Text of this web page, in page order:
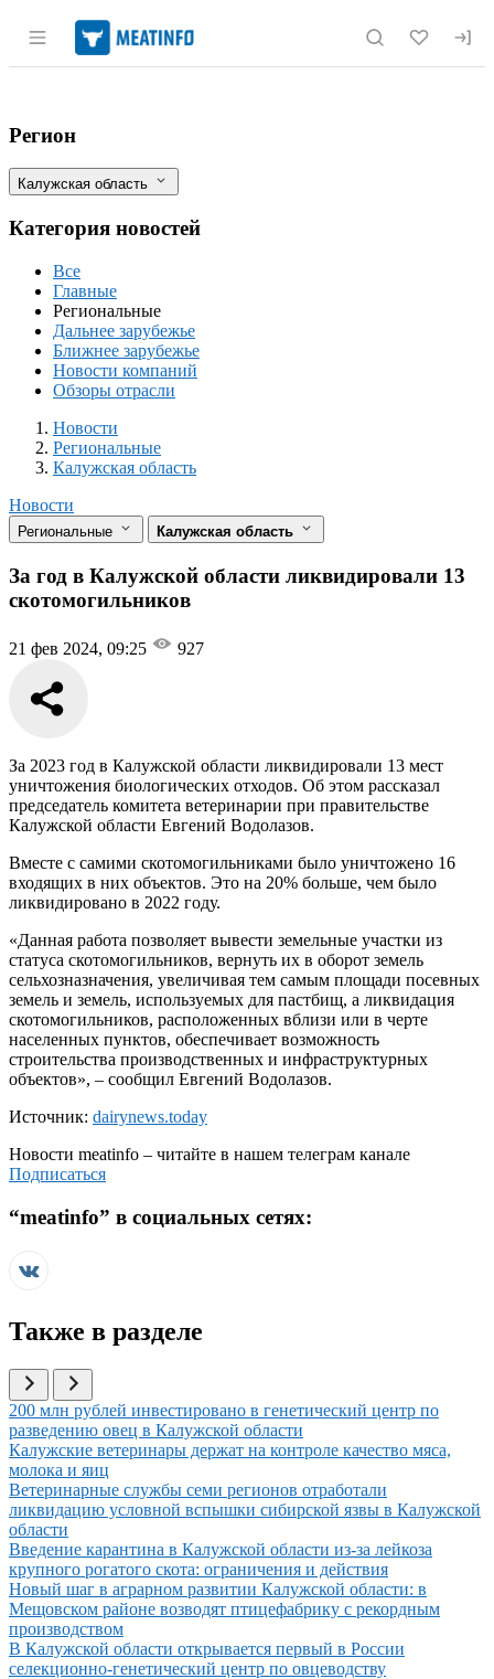
Раздел навигации по сайту
За год в Калужской области
Фильтры
Регион
Калужская область
Категория новостей
Все
Главные
Региональные
Дальнее зарубежье
Ближнее зарубежье
Новости компаний
Обзоры отрасли
Новости
Разделы
Новости
Региональные
Калужская область
Новости
Региональные Калужская область
За год в Калужской области ликвидировали 13
скотомогильников
21 фев 2024, 09:25 927
За 2023 год в Калужской области ликвидировали 13 мест
уничтожения биологических отходов. Об этом рассказал
председатель комитета ветеринарии при правительстве
Калужской области Евгений Водолазов.
Вместе с самими скотомогильниками было уничтожено 16
входящих в них объектов. Это на 20% больше, чем было
ликвидировано в 2022 году.
«Данная работа позволяет вывести земельные участки из
статуса скотомогильников, вернуть их в оборот земель
сельхозназначения, увеличивая тем самым площади посевных
земель и земель, используемых для пастбищ, а ликвидация
скотомогильников, расположенных вблизи или в черте
населенных пунктов, обеспечивает возможность
строительства производственных и инфраструктурных
объектов», – сообщил Евгений Водолазов.
Источник: dairynews.today
Новости meatinfo – читайте в нашем телеграм канале
Подписаться
“meatinfo” в социальных сетях:
Также в разделе
Иллюстрация новости
200 млн рублей инвестировано в генетический центр по
разведению овец в Калужской области
Иллюстрация новости
Калужские ветеринары держат на контроле качество мяса,
молока и яиц
Иллюстрация новости
Ветеринарные службы семи регионов отработали
ликвидацию условной вспышки сибирской язвы в Калужской
области
Иллюстрация новости
Введение карантина в Калужской области из-за лейкоза
крупного рогатого скота: ограничения и действия
Иллюстрация новости
Новый шаг в аграрном развитии Калужской области: в
Мещовском районе возводят птицефабрику с рекордным
производством
Иллюстрация новости
В Калужской области открывается первый в России
селекционно-генетический центр по овцеводству